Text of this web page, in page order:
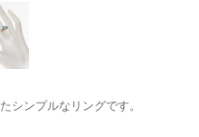
シンプルなリングです。